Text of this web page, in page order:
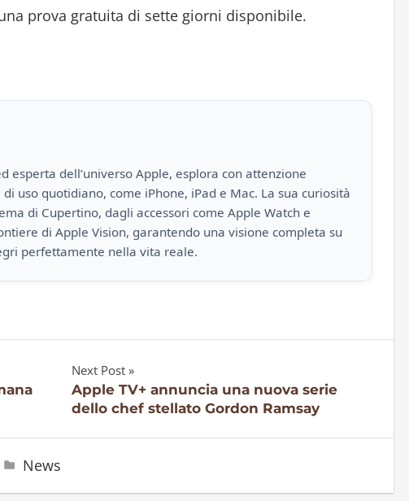
prova gratuita di sette giorni disponibile.
esperta dell’universo Apple, esplora con attenzione
uso quotidiano, come iPhone, iPad e Mac. La sua curiosità
di Cupertino, dagli accessori come Apple Watch e
di Apple Vision, garantendo una visione completa su
perfettamente nella vita reale.
Next Post
Apple TV+ annuncia una nuova serie
dello chef stellato Gordon Ramsay
News